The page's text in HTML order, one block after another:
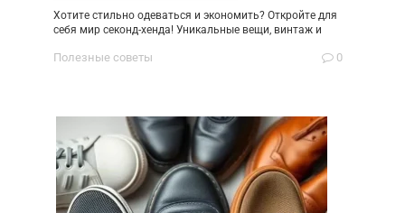
Хотите стильно одеваться и экономить? Откройте для
себя мир секонд-хенда! Уникальные вещи, винтаж и
Полезные советы 0